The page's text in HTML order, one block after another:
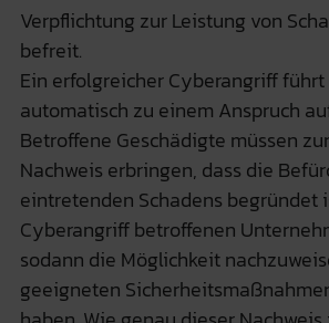
Verpflichtung zur Leistung von
befreit.
Ein erfolgreicher Cyberangriff
automatisch zu einem Anspruch
Betroffene Geschädigte müssen
Nachweis erbringen, dass die
eintretenden Schadens begründet
Cyberangriff betroffenen
sodann die Möglichkeit
geeigneten